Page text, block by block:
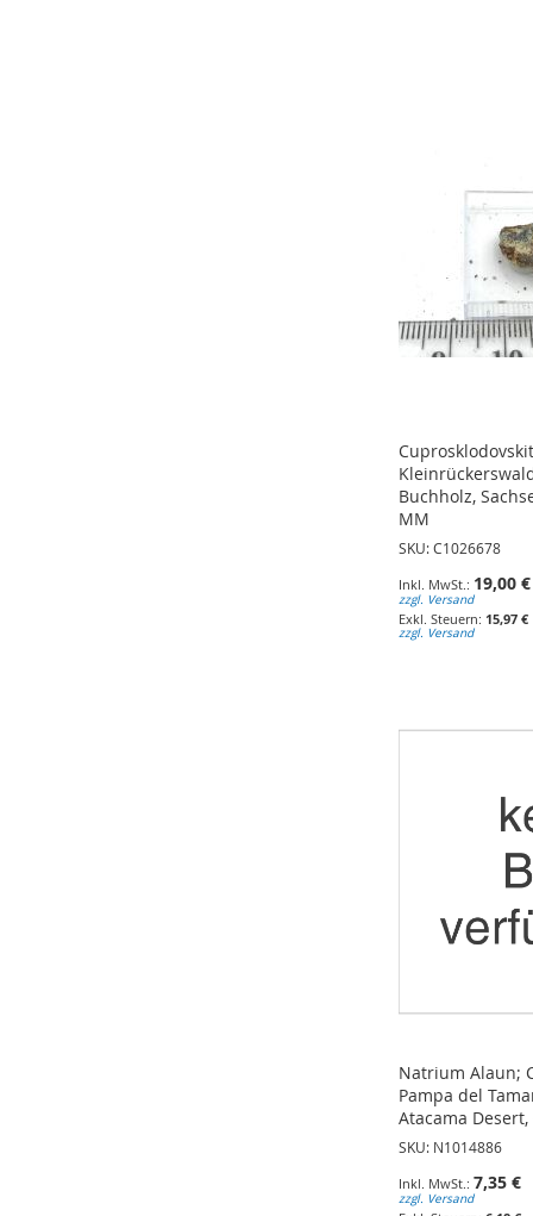
Buchholz,
MM
SKU: C1026678
19,00 €
zzgl. Versand
15,97 €
zzgl. Versand
Natrium Alaun;
Pampa del
Atacama
SKU: N1014886
7,35 €
zzgl. Versand